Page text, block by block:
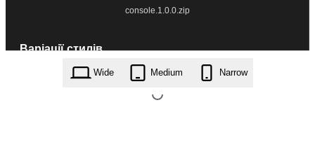
console.1.0.0.zip
Варіації стилів
Wide Medium Narrow